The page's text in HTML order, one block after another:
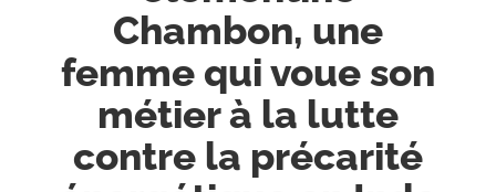
Chambon, une
femme qui voue son
métier à la lutte
contre la précarité